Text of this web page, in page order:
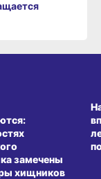
замечены
хищников